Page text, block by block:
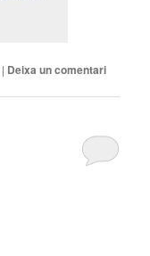
| Deixa un comentari